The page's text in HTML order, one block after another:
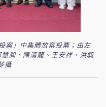
案」中集體放棄投票；由左
洳、陳清龍、王安祥、洪毓
攝